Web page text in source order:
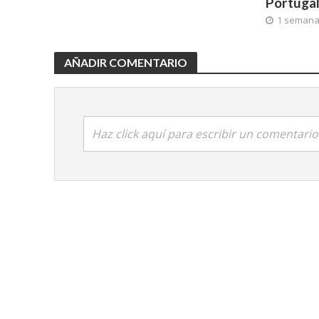
1
AÑADIR COMENTARIO
Haz click aquí para escribir un comentario